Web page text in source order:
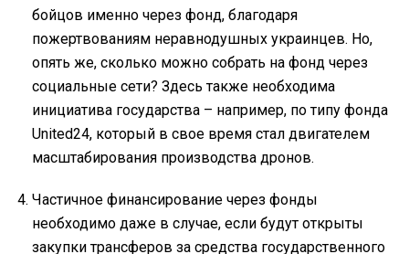
бойцов именно через фонд, благодаря
пожертвованиям неравнодушных украинцев. Но,
опять же, сколько можно собрать на фонд через
социальные сети? Здесь также необходима
инициатива государства – например, по типу фонда
United24, который в свое время стал двигателем
масштабирования производства дронов.
Частичное финансирование через фонды
необходимо даже в случае, если будут открыты
закупки трансферов за средства государственного